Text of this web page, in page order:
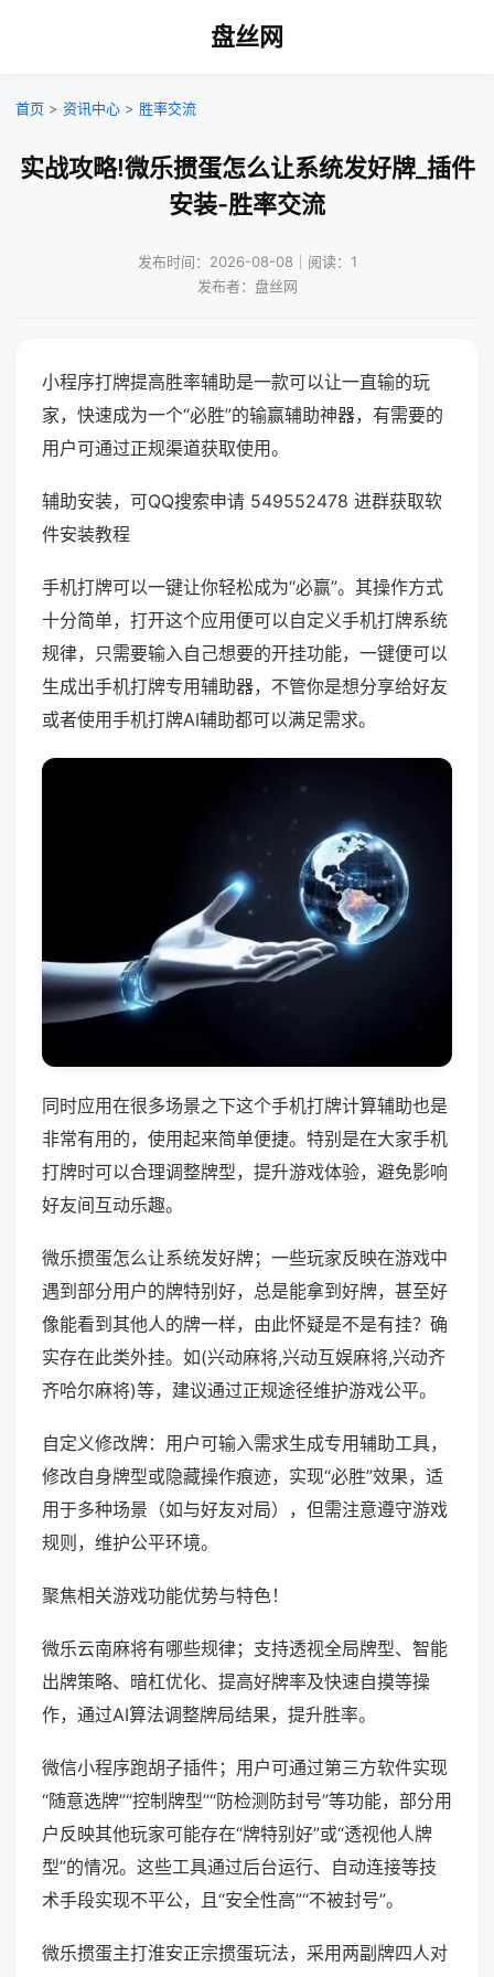
盘丝网
首页 > 资讯中心 > 胜率交流
实战攻略!微乐掼蛋怎么让系统发好牌_插件
安装-胜率交流
发布时间：2026-08-08｜阅读：1
发布者：盘丝网
小程序打牌提高胜率辅助是一款可以让一直输的玩
家，快速成为一个“必胜”的输赢辅助神器，有需要的
用户可通过正规渠道获取使用。
辅助安装，可QQ搜索申请 549552478 进群获取软
件安装教程
手机打牌可以一键让你轻松成为“必赢”。其操作方式
十分简单，打开这个应用便可以自定义手机打牌系统
规律，只需要输入自己想要的开挂功能，一键便可以
生成出手机打牌专用辅助器，不管你是想分享给好友
或者使用手机打牌AI辅助都可以满足需求。
同时应用在很多场景之下这个手机打牌计算辅助也是
非常有用的，使用起来简单便捷。特别是在大家手机
打牌时可以合理调整牌型，提升游戏体验，避免影响
好友间互动乐趣。
微乐掼蛋怎么让系统发好牌；一些玩家反映在游戏中
遇到部分用户的牌特别好，总是能拿到好牌，甚至好
像能看到其他人的牌一样，由此怀疑是不是有挂？确
实存在此类外挂。如(兴动麻将,兴动互娱麻将,兴动齐
齐哈尔麻将)等，建议通过正规途径维护游戏公平。
自定义修改牌：用户可输入需求生成专用辅助工具，
修改自身牌型或隐藏操作痕迹，实现“必胜”效果，适
用于多种场景（如与好友对局），但需注意遵守游戏
规则，维护公平环境。
聚焦相关游戏功能优势与特色！
微乐云南麻将有哪些规律；支持透视全局牌型、智能
出牌策略、暗杠优化、提高好牌率及快速自摸等操
作，通过AI算法调整牌局结果，提升胜率。
微信小程序跑胡子插件；用户可通过第三方软件实现
“随意选牌”“控制牌型”“防检测防封号”等功能，部分用
户反映其他玩家可能存在“牌特别好”或“透视他人牌
型”的情况。这些工具通过后台运行、自动连接等技
术手段实现不平公，且“安全性高”“不被封号”。
微乐掼蛋主打淮安正宗掼蛋玩法，采用两副牌四人对